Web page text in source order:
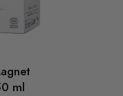
ml